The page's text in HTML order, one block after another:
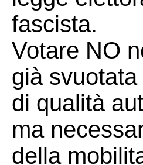
fascista.
Votare NO
già
di qualità
ma
della